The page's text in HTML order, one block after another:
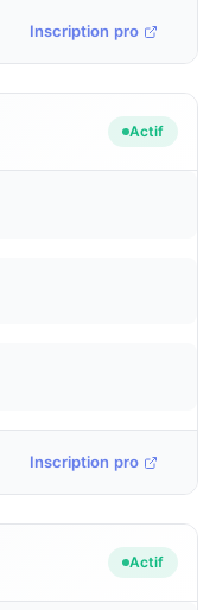
Inscription pro
Actif
Inscription pro
Actif